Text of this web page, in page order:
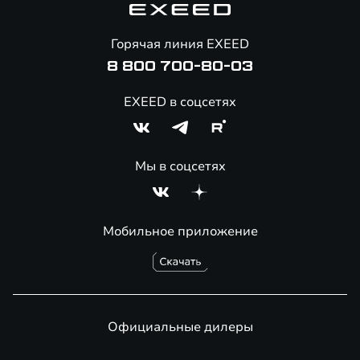
Онлайн-магазин аксессуаров
Мобильное приложение
Горячая линия EXEED
8 800 700-80-03
EXEED в соцсетях
Мы в соцсетях
Официальные дилеры